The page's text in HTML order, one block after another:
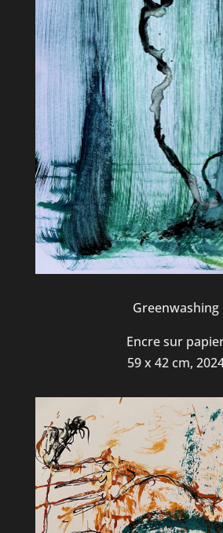
Greenwashing
Encre sur
59 x 42 cm,